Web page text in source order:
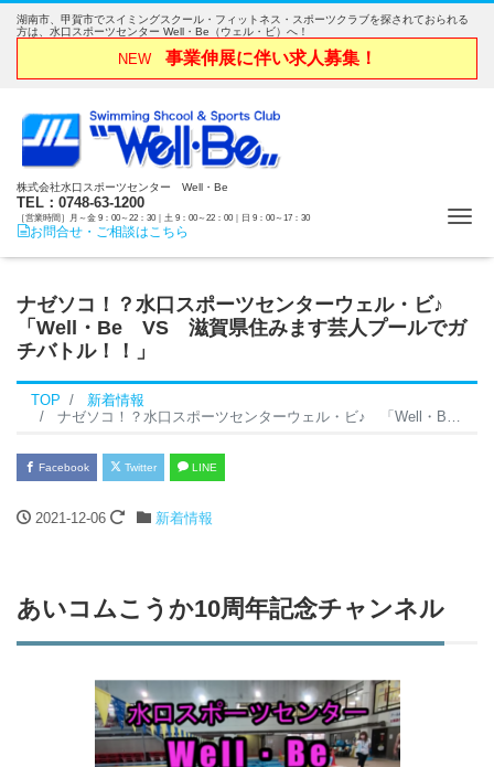
湖南市、甲賀市でスイミングスクール・フィットネス・スポーツクラブを探されておられる
方は、水口スポーツセンター Well・Be（ウェル・ビ）へ！
NEW 事業伸展に伴い求人募集！
株式会社水口スポーツセンター Well・Be
TEL：0748-63-1200
［営業時間］月～金 9：00～22：30｜土 9：00～22：00｜日 9：00～17：30
お問合せ・ご相談はこちら
ナゼソコ！？水口スポーツセンターウェル・ビ♪
「Well・Be VS 滋賀県住みます芸人プールでガ
チバトル！！」
TOP
新着情報
ナゼソコ！？水口スポーツセンターウェル・ビ♪ 「Well・Be VS 滋賀県住みます芸人プールでガチバトル！！」
Facebook Twitter LINE
2021-12-06 新着情報
あいコムこうか10周年記念チャンネル